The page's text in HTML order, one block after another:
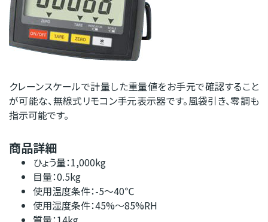
クレーンスケールで計量した重量値をお手元で確認すること
が可能な、無線式リモコン手元表示器です。風袋引き、零調も
指示可能です。
商品詳細
ひょう量：1,000kg
目量：0.5kg
使用温度条件：-5〜40℃
使用湿度条件：45%〜85%RH